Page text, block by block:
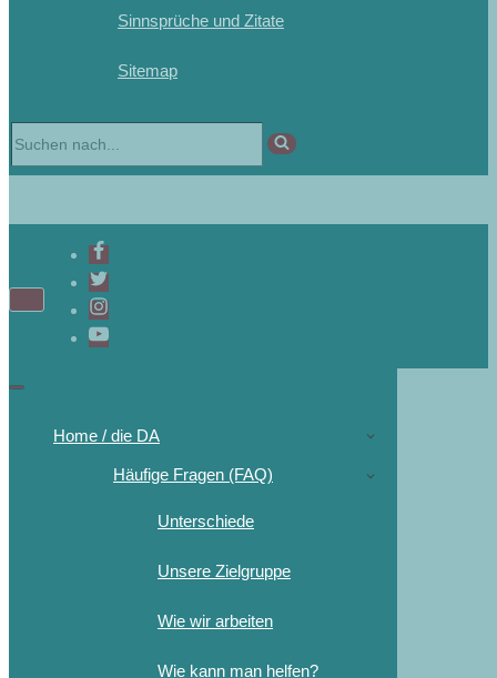
Sinnsprüche und Zitate
Sitemap
Home / die DA
Häufige Fragen (FAQ)
Unterschiede
Unsere Zielgruppe
Wie wir arbeiten
Wie kann man helfen?